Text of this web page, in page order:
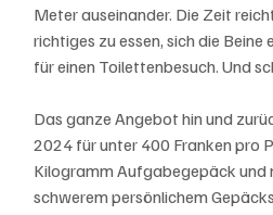
Meter auseinander. Die Zeit
richtiges zu essen, sich die
für einen Toilettenbesuch. Und
Das ganze Angebot hin und
2024 für unter 400 Franken pro
Kilogramm Aufgabegepäck und
schwerem persönlichem